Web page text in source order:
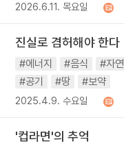
2026.6.11. 목요일
진실로 겸허해야 한다
#에너지 #음식 #자연
#공기
#땅 #보약
2025.4.9. 수요일
'컵라면'의 추억